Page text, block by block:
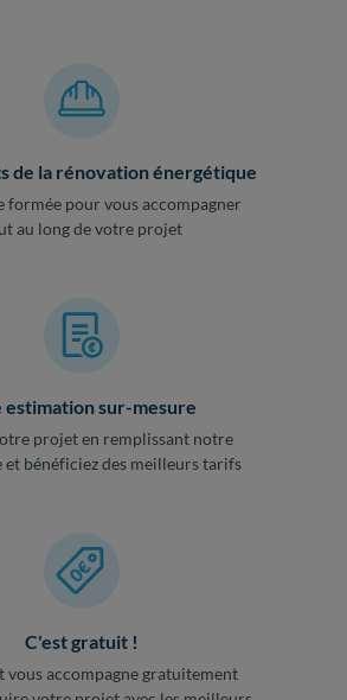
de la rénovation énergétique
formée pour vous accompagner
au long de votre projet
estimation sur-mesure
projet en remplissant notre
bénéficiez des meilleurs tarifs
C'est gratuit !
vous accompagne gratuitement